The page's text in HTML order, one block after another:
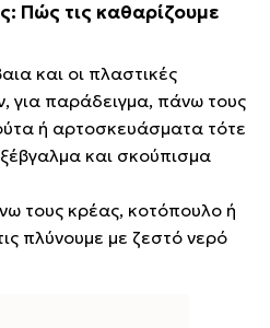
Πώς τις καθαρίζουμε
και οι πλαστικές
για παράδειγμα, πάνω τους
ή αρτοσκευάσματα τότε
και σκούπισμα
τους κρέας, κοτόπουλο ή
πλύνουμε με ζεστό νερό